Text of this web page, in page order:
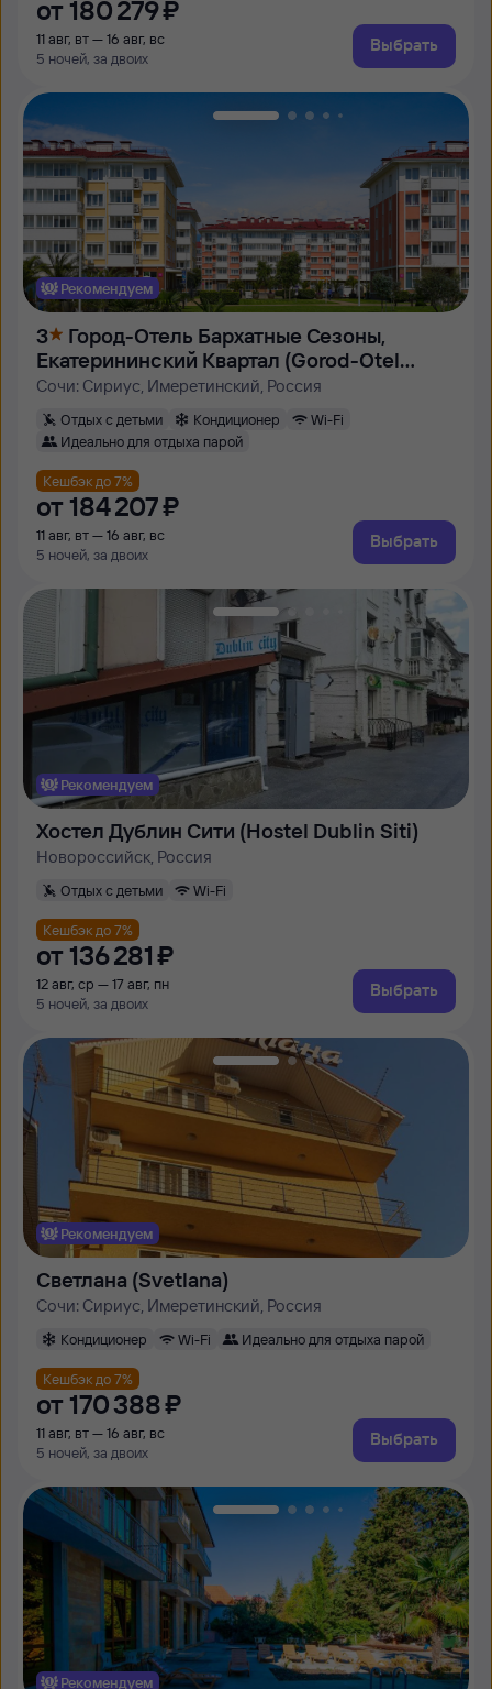
от 180 ⁠279 ⁠₽
11 авг, вт — 16 авг, вс
5 ночей, за двоих
Выбрать
Рекомендуем
3
Город-Отель Бархатные Сезоны,
Екатерининский Квартал (Gorod-Otel
Barhatnye Sezony, Ekaterininskij Kvartal)
Сочи: Сириус, Имеретинский, Россия
Отдых с детьми Кондиционер
Wi-Fi
Идеально для отдыха парой
Кешбэк до 7%
от 184 ⁠207 ⁠₽
11 авг, вт — 16 авг, вс
5 ночей, за двоих
Выбрать
Рекомендуем
Хостел Дублин Сити (Hostel Dublin Siti)
Новороссийск, Россия
Отдых с детьми Wi-Fi
Кешбэк до 7%
от 136 ⁠281 ⁠₽
12 авг, ср — 17 авг, пн
5 ночей, за двоих
Выбрать
Рекомендуем
Светлана (Svetlana)
Сочи: Сириус, Имеретинский, Россия
Кондиционер Wi-Fi Идеально для отдыха парой
Кешбэк до 7%
от 170 ⁠388 ⁠₽
11 авг, вт — 16 авг, вс
5 ночей, за двоих
Выбрать
Рекомендуем